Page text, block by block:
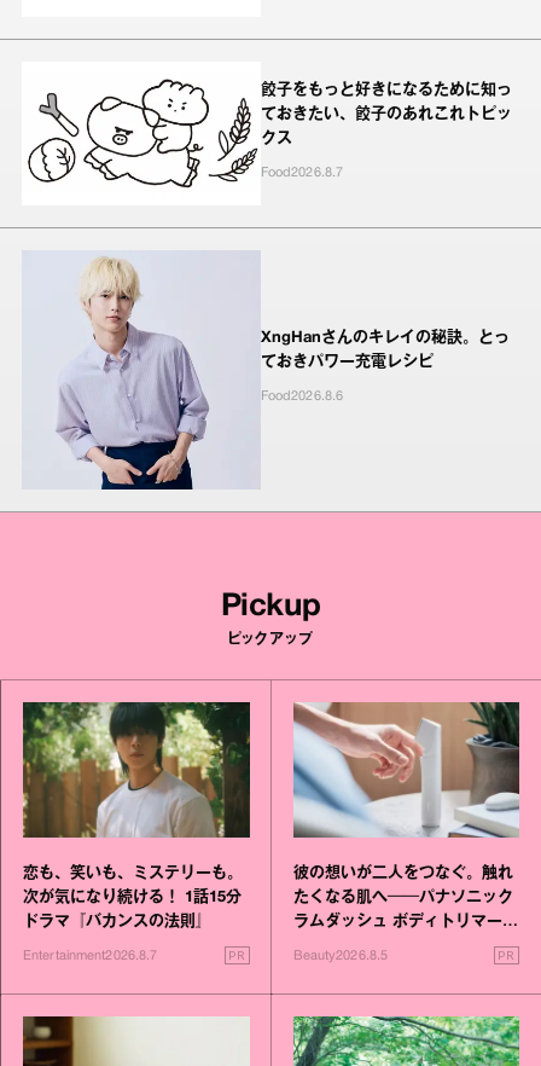
餃子をもっと好きになるために知っ
ておきたい、餃子のあれこれトピッ
クス
Food2026.8.7
XngHanさんのキレイの秘訣。とっ
ておきパワー充電レシピ
Food2026.8.6
Pickup
ピックアップ
恋も、笑いも、ミステリーも。
次が気になり続ける！ 1話15分
ドラマ『バカンスの法則』
Entertainment2026.8.7 PR
彼の想いが二人をつなぐ。触れ
たくなる肌へ──パナソニック
ラムダッシュ ボディトリマーが
Beauty2026.8.5 PR